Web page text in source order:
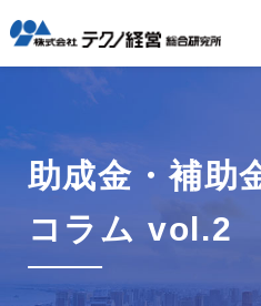
助成金・補助
コラム vol.2